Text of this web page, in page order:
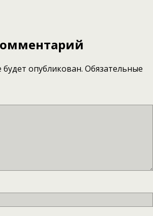
опубликован. Обязательные